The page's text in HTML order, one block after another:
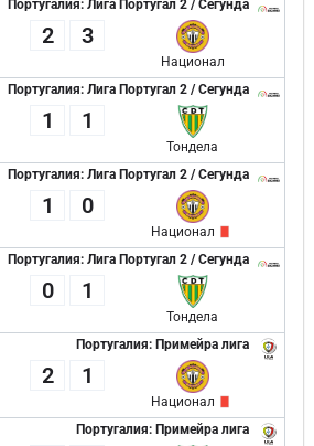
Португалия: Лига Португал 2 / Сегунда
2 3
Национал
Португалия: Лига Португал 2 / Сегунда
1 1
Тондела
Португалия: Лига Португал 2 / Сегунда
1 0
Национал
Португалия: Лига Португал 2 / Сегунда
0 1
Тондела
Португалия: Примейра лига
2 1
Национал
Португалия: Примейра лига